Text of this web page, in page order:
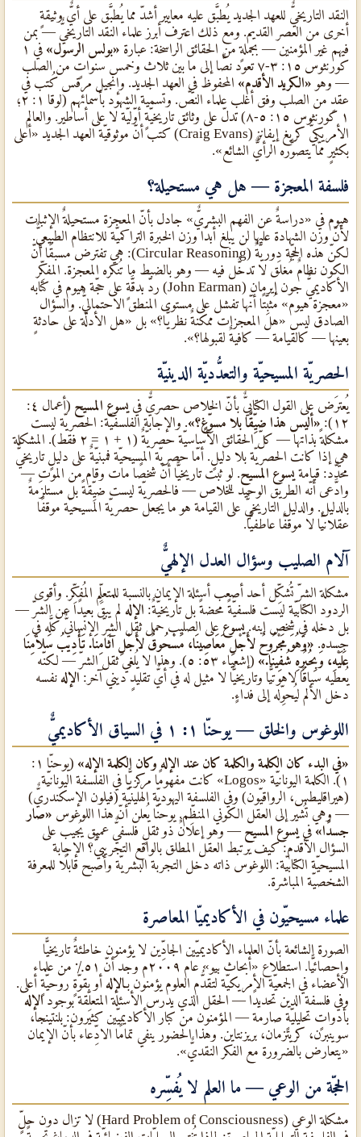
النقد التاريخيٌّ للعهد الجديد يُطبَّق عليه معايير أشدّ مما يُطبَّق على أيٌّ وثيقةٍ
أخرى من العصر القديم. ومع ذلك اعترف أبرز علماء النقد التاريخيٌّ — بمن
فيهم غير المؤمنين — بجملةٍ من الحقائق الراسخة: عبارة «بولس الرسول»
في ١
كورنثوس ١٥: ٣-٧ تعود نصًّا إلى ما بين ثلاث وخمس سنواتٍ من الصلب
— وهو «الكريد الأقدم» المحفوظ في العهد الجديد. وإنجيل مرقس كُتب في
عقدٍ من الصلب وفق أغلب علماء النصّ. وتسمية الشهود بأسمائهم (لوقا ١: ٢؛
١ كورنثوس ١٥: ٥-٨) تدلّ على وثائق تاريخيّةٍ أوّليّة لا على أساطير. والعالم
الأمريكيٌّ كريغ إيفانز (Craig Evans) كتب أنّ موثوقيّة العهد الجديد «أعلى
بكثيرٍ ممّا يتصوَّره الرأيٌّ الشائع».
فلسفة المعجزة — هل هي مستحيلة؟
هيوم في «دراسةٌ عن الفهم البشريٌّ» جادل بأنّ المعجزة مستحيلةٌ الإثبات
لأنّ وزن الشهادة عليها لن يبلغ أبدًا وزن الخبرة التراكميّة للانتظام الطبيعيٌّ.
لكنّ هذه الحجّة دوريّةٌ (Circular Reasoning): هي تفترض مسبقًا أنّ
الكون نظامٌ مُغلَق لا تدخُّل فيه — وهو بالضبط ما تُنكره المعجزة. المفكِّر
الأكاديميٌّ جون إيرمان (John Earman) ردّ بدقَّةٍ على حجّة هيوم في كتابه
«معجزة هيوم» مُثبِّتًا أنّها تفشل على مستوى المنطق الاحتماليٌّ. والسؤال
الصادق ليس «هل المعجزات ممكنةٌ نظريًّا؟» بل «هل الأدلّة على حادثةٍ
بعينها — كالقيامة — كافيةٌ لقبولها؟».
الحصريّة المسيحيّة والتعدُّديّة الدينيّة
يُعترَض على القول الكتابيٌّ بأنّ الخلاص حصريٌّ في يسوع المسيح
(أعمال ٤:
١٢):
«أليس هذا ضيِّقًا بلا مسوِّغٍ؟». والإجابة الفلسفيّة: الحصريّة ليست
مشكلةً بذاتها — كلّ الحقائق الأساسيّة حصريّةٌ (١ + ١ = ٢ فقط). المشكلة
هي إذا كانت الحصريّة بلا دليلٍ. أمّا حصريّة المسيحيّة فمبنيّةٌ على دليلٍ تاريخيٌّ
محدَّد: قيامة يسوع المسيح. لو ثبت تاريخيًّا أنّ شخصًا مات وقام من الموت —
وادَّعى أنّه الطريق الوحيد للخلاص — فالحصريّة ليست ضيِّقةً بل مستلزَمةٌ
بالدليل. والدليل التاريخيٌّ على القيامة هو ما يجعل حصريّة المسيحيّة موقفًا
عقلانيًّا لا موقفًا عاطفيًّا.
آلام الصليب وسؤال العدل الإلهيٌّ
مشكلة الشرّ تُشكِّل أحد أصعب أسئلة الإيمان بالنسبة للمتعلِّم المُفكِّر. وأقوى
الردود الكتابيّة ليست فلسفيّةً محضةً بل تاريخيّةٌ: الإله لم يبقَ بعيدًا عن الشرّ —
بل دخله في شخص ابنه. يسوع على الصليب حمل ثقل الشرّ الإنسانيٌّ كلَّه في
جسده. «وَهُوَ مَجْرُوحٌ لأَجْلِ مَعَاصِينَا، مَسْحُوقٌ لأَجْلِ آثَامِنَا. تَأْدِيبُ سَلاَمِنَا
عَلَيْهِ، وَبِحُبُرِهِ شُفِينَا.»
(إشعياء ٥٣: ٥). وهذا لا يُلغي ثقل الشرّ — لكنّه
يُعطيه سياقًا لاهوتيًّا وتاريخيًّا لا مثيل له في أيٌّ تقليدٍ ديني آخر: الإله نفسه
دخل الألم ليُحوِّله إلى فداءٍ.
اللوغوس والخلق — يوحنّا ١: ١ في السياق الأكاديميٌّ
«في البدء كان الكلمة والكلمة كان عند الإله وكان الكلمة الإله»
(يوحنّا ١:
١). الكلمة اليونانيّة «Logos» كانت مفهومًا مركزيًّا في الفلسفة اليونانيّة
(هيراقليطس، الرواقيّون) وفي الفلسفة اليهوديّة الهلينيّة (فيلون الإسكندريٌّ)
— وهي تُشير إلى العقل الكوني المنظِّم. يوحنّا يُعلن أنّ هذا اللوغوس «صار
جسدًا» في يسوع المسيح — وهو إعلانٌ ذو ثقلٍ فلسفيٌّ عميق يُجيب على
السؤال الأقدم: كيف يرتبط العقل المطلق بالواقع التجريبيٌّ؟ الإجابة
المسيحيّة الكتابيّة: اللوغوس ذاته دخل التجربة البشريّة وأصبح قابلًا للمعرفة
الشخصيّة المباشرة.
علماء مسيحيّون في الأكاديميّا المعاصرة
الصورة الشائعة بأنّ العلماء الأكاديميّين الجادِّين لا يؤمنون خاطئةٌ تاريخيًّا
وإحصائيًّا. استطلاع «أبحاث بيو» عام ٢٠٠٩م وجد أنّ ٥١٪ من علماء
الأعضاء في الجمعيّة الأمريكيّة لتقدُّم العلوم يؤمنون بـالإله أو بقوّةٍ روحيّةٍ أعلى.
وفي فلسفة الدين تحديدًا — الحقل الذي يدرس الأسئلة المتعلِّقة بوجودالإله
بأدواتٍ تحليليّةٍ صارمة — المؤمنون من كبار الأكاديميّين كثيرون: بلنتينجا،
سوينبرن، كريتزمان، بريزنتاين. وهذا الحضور ينفي تمامًا الادِّعاء بأنّ الإيمان
«يتعارض بالضرورة مع الفكر النقديٌّ».
الحجّة من الوعي — ما العلم لا يُفسِّره
مشكلة الوعي (Hard Problem of Consciousness) لا تزال دون حلٍّ